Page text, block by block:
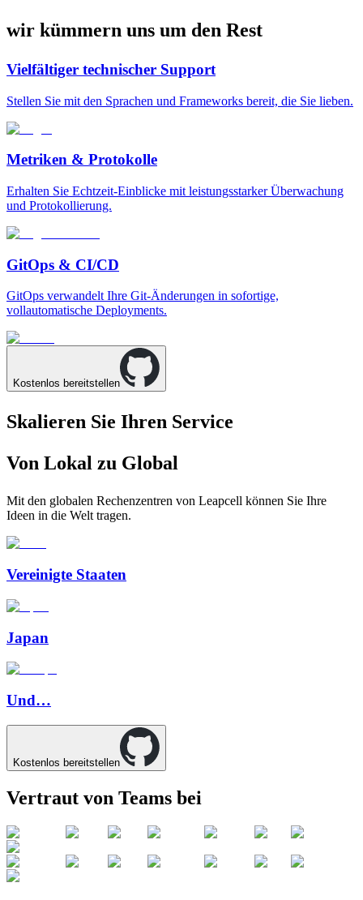
wir kümmern uns um den Rest
Vielfältiger technischer Support
Stellen Sie mit den Sprachen und Frameworks bereit, die Sie lieben.
Metriken & Protokolle
Erhalten Sie Echtzeit-Einblicke mit leistungsstarker Überwachung
und Protokollierung.
GitOps & CI/CD
GitOps verwandelt Ihre Git-Änderungen in sofortige,
vollautomatische Deployments.
Kostenlos bereitstellen
Skalieren Sie Ihren Service
Von Lokal zu Global
Mit den globalen Rechenzentren von Leapcell können Sie Ihre
Ideen in die Welt tragen.
Vereinigte Staaten
Japan
Und…
Kostenlos bereitstellen
Vertraut von Teams bei